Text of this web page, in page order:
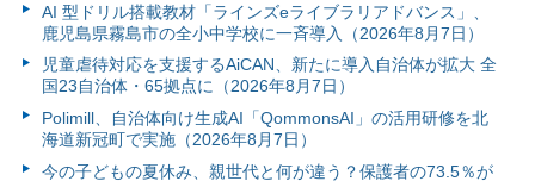
AI 型ドリル搭載教材「ラインズeライブラリアドバンス」、
鹿児島県霧島市の全小中学校に一斉導入（2026年8月7日）
児童虐待対応を支援するAiCAN、新たに導入自治体が拡大 全
国23自治体・65拠点に（2026年8月7日）
Polimill、自治体向け生成AI「QommonsAI」の活用研修を北
海道新冠町で実施（2026年8月7日）
今の子どもの夏休み、親世代と何が違う？保護者の73.5％が